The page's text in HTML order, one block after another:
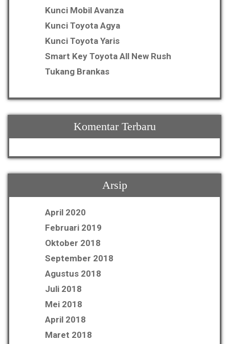
Kunci Mobil Avanza
Kunci Toyota Agya
Kunci Toyota Yaris
Smart Key Toyota All New Rush
Tukang Brankas
Komentar Terbaru
Arsip
April 2020
Februari 2019
Oktober 2018
September 2018
Agustus 2018
Juli 2018
Mei 2018
April 2018
Maret 2018